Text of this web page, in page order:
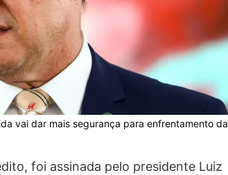
vai dar mais segurança para enfrentamento da
foi assinada pelo presidente Luiz